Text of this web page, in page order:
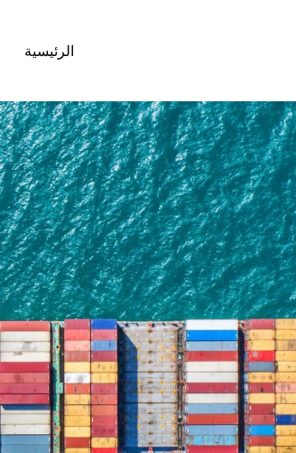
الرئيسية